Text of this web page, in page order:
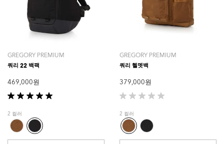
GREGORY PREMIUM
쿼리 22 백팩
469,000 원
별
5
개
중
5.0
2 컬러
GREGORY PREMIUM
쿼리 헬멧백
379,000 원
별
5
개
중
0.0
2 컬러